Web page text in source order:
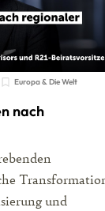
Europa & Die Welt
nach
und